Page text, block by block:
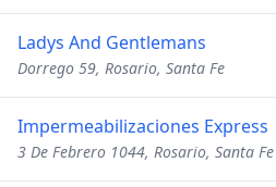
Ladys And Gentlemans
Dorrego 59, Rosario, Santa Fe
Impermeabilizaciones Express
3 De Febrero 1044, Rosario, Santa Fe